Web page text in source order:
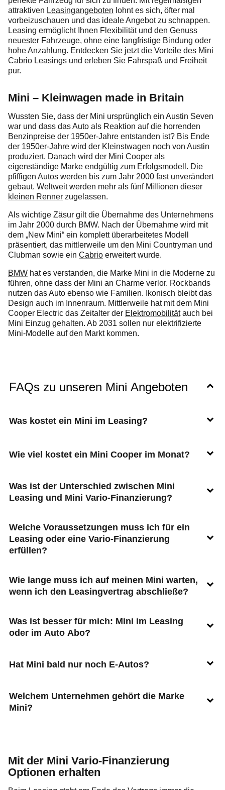
attraktiven Leasingangeboten lohnt es sich, öfter mal
vorbeizuschauen und das ideale Angebot zu schnappen.
Leasing ermöglicht Ihnen Flexibilität und den Genuss
neuester Fahrzeuge, ohne eine langfristige Bindung oder
hohe Anzahlung. Entdecken Sie jetzt die Vorteile des Mini
Cabrio Leasings und erleben Sie Fahrspaß und Freiheit
pur.
Mini – Kleinwagen made in Britain
Wussten Sie, dass der Mini ursprünglich ein Austin Seven
war und dass das Auto als Reaktion auf die horrenden
Benzinpreise der 1950er-Jahre entstanden ist? Bis Ende
der 1950er-Jahre wird der Kleinstwagen noch von Austin
produziert. Danach wird der Mini Cooper als
eigenständige Marke endgültig zum Erfolgsmodell. Die
pfiffigen Autos werden bis zum Jahr 2000 fast unverändert
gebaut. Weltweit werden mehr als fünf Millionen dieser
kleinen Renner zugelassen.
Als wichtige Zäsur gilt die Übernahme des Unternehmens
im Jahr 2000 durch BMW. Nach der Übernahme wird mit
dem „New Mini“ ein komplett überarbeitetes Modell
präsentiert, das mittlerweile um den Mini Countryman und
Clubman sowie ein Cabrio erweitert wurde.
BMW hat es verstanden, die Marke Mini in die Moderne zu
führen, ohne dass der Mini an Charme verlor. Rockbands
nutzen das Auto ebenso wie Familien. Ikonisch bleibt das
Design auch im Innenraum. Mittlerweile hat mit dem Mini
Cooper Electric das Zeitalter der Elektromobilitätauch bei
Mini Einzug gehalten. Ab 2031 sollen nur elektrifizierte
Mini-Modelle auf den Markt kommen.
FAQs zu unseren Mini Angeboten
Was kostet ein Mini im Leasing?
Wie viel kostet ein Mini Cooper im Monat?
Was ist der Unterschied zwischen Mini
Leasing und Mini Vario-Finanzierung?
Welche Voraussetzungen muss ich für ein
Leasing oder eine Vario-Finanzierung
erfüllen?
Wie lange muss ich auf meinen Mini warten,
wenn ich den Leasingvertrag abschließe?
Was ist besser für mich: Mini im Leasing
oder im Auto Abo?
Hat Mini bald nur noch E-Autos?
Welchem Unternehmen gehört die Marke
Mini?
Mit der Mini Vario-Finanzierung
Optionen erhalten